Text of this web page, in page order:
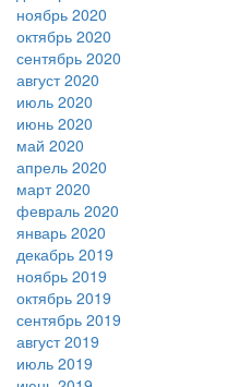
ноябрь 2020
октябрь 2020
сентябрь 2020
август 2020
июль 2020
июнь 2020
май 2020
апрель 2020
март 2020
февраль 2020
январь 2020
декабрь 2019
ноябрь 2019
октябрь 2019
сентябрь 2019
август 2019
июль 2019